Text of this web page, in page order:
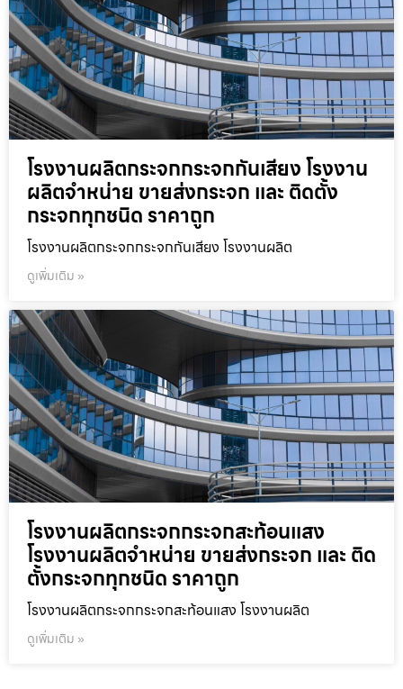
โรงงานผลิตกระจกกระจกกันเสียง โรงงาน
ผลิตจำหน่าย ขายส่งกระจก และ ติดตั้ง
กระจกทุกชนิด ราคาถูก
โรงงานผลิตกระจกกระจกกันเสียง โรงงานผลิต
ดูเพิ่มเติม »
โรงงานผลิตกระจกกระจกสะท้อนแสง
โรงงานผลิตจำหน่าย ขายส่งกระจก และ ติด
ตั้งกระจกทุกชนิด ราคาถูก
โรงงานผลิตกระจกกระจกสะท้อนแสง โรงงานผลิต
ดูเพิ่มเติม »